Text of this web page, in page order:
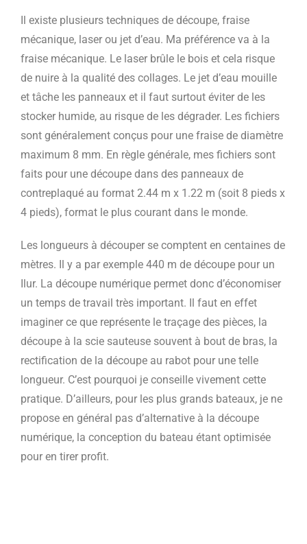
Il existe plusieurs techniques de découpe, fraise
mécanique, laser ou jet d’eau. Ma préférence va à la
fraise mécanique. Le laser brûle le bois et cela risque
de nuire à la qualité des collages. Le jet d’eau mouille
et tâche les panneaux et il faut surtout éviter de les
stocker humide, au risque de les dégrader. Les fichiers
sont généralement conçus pour une fraise de diamètre
maximum 8 mm. En règle générale, mes fichiers sont
faits pour une découpe dans des panneaux de
contreplaqué au format 2.44 m x 1.22 m (soit 8 pieds x
4 pieds), format le plus courant dans le monde.
Les longueurs à découper se comptent en centaines de
mètres. Il y a par exemple 440 m de découpe pour un
Ilur. La découpe numérique permet donc d’économiser
un temps de travail très important. Il faut en effet
imaginer ce que représente le traçage des pièces, la
découpe à la scie sauteuse souvent à bout de bras, la
rectification de la découpe au rabot pour une telle
longueur. C’est pourquoi je conseille vivement cette
pratique. D’ailleurs, pour les plus grands bateaux, je ne
propose en général pas d’alternative à la découpe
numérique, la conception du bateau étant optimisée
pour en tirer profit.